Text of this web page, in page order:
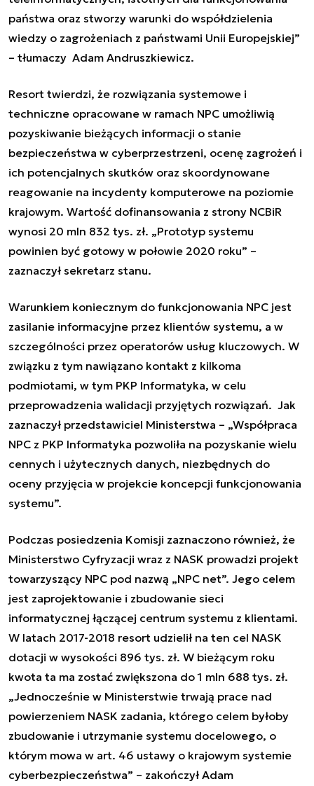
państwa oraz stworzy warunki do współdzielenia
wiedzy o zagrożeniach z państwami Unii Europejskiej”
– tłumaczy Adam Andruszkiewicz.
Resort twierdzi, że rozwiązania systemowe i
techniczne opracowane w ramach NPC umożliwią
pozyskiwanie bieżących informacji o stanie
bezpieczeństwa w cyberprzestrzeni, ocenę zagrożeń i
ich potencjalnych skutków oraz skoordynowane
reagowanie na incydenty komputerowe na poziomie
krajowym. Wartość dofinansowania z strony NCBiR
wynosi 20 mln 832 tys. zł. „Prototyp systemu
powinien być gotowy w połowie 2020 roku” –
zaznaczył sekretarz stanu.
Warunkiem koniecznym do funkcjonowania NPC jest
zasilanie informacyjne przez klientów systemu, a w
szczególności przez operatorów usług kluczowych. W
związku z tym nawiązano kontakt z kilkoma
podmiotami, w tym PKP Informatyka, w celu
przeprowadzenia walidacji przyjętych rozwiązań. Jak
zaznaczył przedstawiciel Ministerstwa – „Współpraca
NPC z PKP Informatyka pozwoliła na pozyskanie wielu
cennych i użytecznych danych, niezbędnych do
oceny przyjęcia w projekcie koncepcji funkcjonowania
systemu”.
Podczas posiedzenia Komisji zaznaczono również, że
Ministerstwo Cyfryzacji wraz z NASK prowadzi projekt
towarzyszący NPC pod nazwą „NPC net”. Jego celem
jest zaprojektowanie i zbudowanie sieci
informatycznej łączącej centrum systemu z klientami.
W latach 2017-2018 resort udzielił na ten cel NASK
dotacji w wysokości 896 tys. zł. W bieżącym roku
kwota ta ma zostać zwiększona do 1 mln 688 tys. zł.
„Jednocześnie w Ministerstwie trwają prace nad
powierzeniem NASK zadania, którego celem byłoby
zbudowanie i utrzymanie systemu docelowego, o
którym mowa w art. 46 ustawy o krajowym systemie
cyberbezpieczeństwa” – zakończył Adam